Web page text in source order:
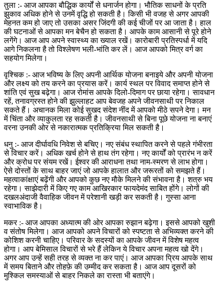
तुला :- आज आपका बौद्धिक कार्यों से धनार्जन होगा। भौतिक साधनों के प्रति
झुकाव अधिक होने से उनमें वृद्धि हो सकती है। किसी भी वजह से अगर आपकी
मेहनत कम हो जाए तो उसका असर जिंदगी की कई चीजों पर आ जाता है। हाल
की घटनाओं से आपका मन बेचैन हो सकता है। आपके काम आसानी से पूरे होने
लगेंगे। आज आप अपने स्वास्थ्य का ख्याल रखें। कारोबारी प्रतिस्पर्धा में यदि
आगे निकलना है तो विश्लेषण भली-भांति कर लें। आज आपको मित्र वर्ग का
सहयोग मिलेगा।
वृश्चिक :- आज भविष्य के लिए अपनी आर्थिक योजना बनाइये और अपनी योजना
और लक्ष्य को तय करने का प्रयास करें। कार्य स्थल पर विवाद समाप्त होने से
शांति एवं सुख बढ़ेगा। आज रोमांस आपके दिलो-दिमाग पर छाया रहेगा। सावधान
रहें, तनावग्रस्त होने की झुल्लाहट आप बेवजह अपने जीवनसाथी पर निकाल
सकते हैं। अचानक मिला कोई सुखद संदेश नींद में आपको मीठे सपने देगा। मन
में चिंता और व्याकुलता रह सकती है। जीवनसाथी से बिना पूछे योजना ना बनाएं
वरना उनकी ओर से नकारात्मक प्रतिक्रिया मिल सकती है।
धनु :- आज दीर्घावधि निवेश से बचिए। नए संबंध स्थापित करने से पहले गंभीरता
से विचार करें। अधिक खर्च होने से हाथ तंग रहेगा। नए कार्यों को प्रारंभ न करें
और क्रोध पर संयम रखें। ईश्वर की आराधना तथा नाम-स्मरण से लाभ होगा।
ऐसे दोस्तों के साथ बाहर जाएं जो आपके हालात और जरूरतों को समझते हैं।
महत्वाकांक्षाएं बढ़ेंगी और आपको कुछ नए मौके मिलने की संभावना है। शत्रु भय
रहेगा। साझेदारी में किए गए काम आखिरकार फायदेमंद साबित होंगे। लोगों की
दखलअंदाजी वैवाहिक जीवन में परेशानी खड़ी कर सकती है। गुस्सा आना
स्वाभाविक है।
मकर :- आज आपका अध्यात्म की ओर आपका रुझान बढ़ेगा। इससे आपको खुशी
व संतोष मिलेगा। आज आपको अपने विचारों को स्पष्टता से अभिव्यक्त करने की
कोशिश करनी चाहिए। परिवार के सदस्यों का आपके जीवन में विशेष महत्व
होगा। आप बेमिसाल विचारों से भरे हैं लेकिन ये विचार अपना महत्व खो देंगे।
अगर आप उन्हें सही तरह से व्यक्त ना कर पाएं। आज आपका प्रिय आपके साथ
में समय बिताने और तोहफ़े की उम्मीद कर सकता है। आज आप दूसरों को
मुश्किल समस्याओं से बाहर निकले का रास्ता भी बताएंगे।